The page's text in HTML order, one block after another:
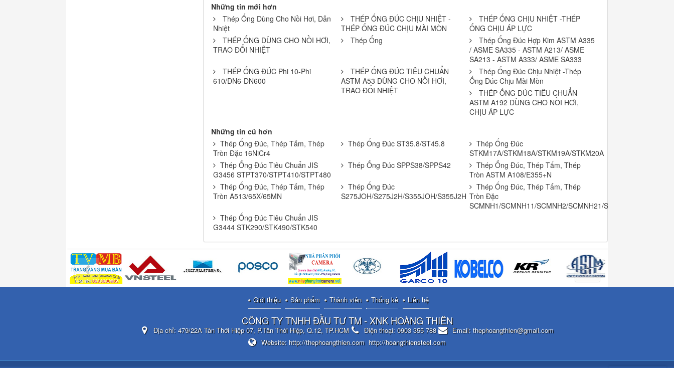
Những tin mới hơn
Thép Ống Dùng Cho Nồi Hơi, Dẫn
Nhiệt
THÉP ỐNG ĐÚC CHỊU NHIỆT -
THÉP ỐNG ĐÚC CHỊU MÀI MÒN
THÉP ỐNG CHỊU NHIỆT -THÉP
ỐNG CHỊU ÁP LỰC
THÉP ỐNG DÙNG CHO NỒI HƠI,
TRAO ĐỔI NHIỆT
Thép Ống
Thép Ống Đúc Hợp Kim ASTM A335
/ ASME SA335 - ASTM A213/ ASME
SA213 - ASTM A333/ ASME SA333
THÉP ỐNG ĐÚC Phi 10-Phi
610/DN6-DN600
THÉP ỐNG ĐÚC TIÊU CHUẨN
ASTM A53 DÙNG CHO NỒI HƠI,
TRAO ĐỔI NHIỆT
Thép Ống Đúc Chịu Nhiệt -Thép
Ống Đúc Chịu Mài Mòn
THÉP ỐNG ĐÚC TIÊU CHUẨN
ASTM A192 DÙNG CHO NỒI HƠI,
CHỊU ÁP LỰC
Những tin cũ hơn
Thép Ống Đúc, Thép Tấm, Thép
Tròn Đặc 16NiCr4
Thép Ống Đúc ST35.8/ST45.8
Thép Ống Đúc
STKM17A/STKM18A/STKM19A/STKM20A
Thép Ống Đúc Tiêu Chuẩn JIS
G3456 STPT370/STPT410/STPT480
Thép Ống Đúc SPPS38/SPPS42
Thép Ống Đúc, Thép Tấm, Thép
Tròn ASTM A108/E355+N
Thép Ống Đúc, Thép Tấm, Thép
Tròn A513/65X/65MN
Thép Ống Đúc
S275JOH/S275J2H/S355JOH/S355J2H
Thép Ống Đúc, Thép Tấm, Thép
Tròn Đặc
SCMNH1/SCMNH11/SCMNH2/SCMNH21/SCMNH3
Thép Ống Đúc Tiêu Chuẩn JIS
G3444 STK290/STK490/STK540
Giới thiệu Sản phẩm Thành viên Thống kê Liên hệ
CÔNG TY TNHH ĐẦU TƯ TM - XNK HOÀNG THIÊN
Địa chỉ: 479/22A Tân Thới Hiệp 07, P.Tân Thới Hiệp, Q.12, TP.HCM Điện thoại: 0903 355 788 Email: thephoangthien@gmail.com
Website: http://thephoangthien.com http://hoangthiensteel.com